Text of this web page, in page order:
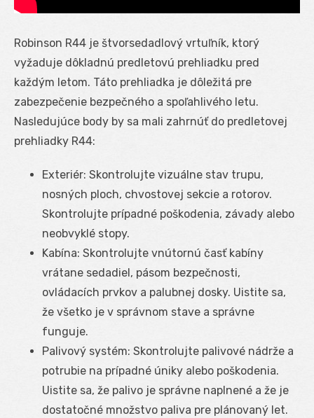
Robinson R44 je štvorsedadlový vrtuľník, ktorý
vyžaduje dôkladnú predletovú prehliadku pred
každým letom. Táto prehliadka je dôležitá pre
zabezpečenie bezpečného a spoľahlivého letu.
Nasledujúce body by sa mali zahrnúť do predletovej
prehliadky R44:
Exteriér: Skontrolujte vizuálne stav trupu,
nosných ploch, chvostovej sekcie a rotorov.
Skontrolujte prípadné poškodenia, závady alebo
neobvyklé stopy.
Kabína: Skontrolujte vnútornú časť kabíny
vrátane sedadiel, pásom bezpečnosti,
ovládacích prvkov a palubnej dosky. Uistite sa,
že všetko je v správnom stave a správne
funguje.
Palivový systém: Skontrolujte palivové nádrže a
potrubie na prípadné úniky alebo poškodenia.
Uistite sa, že palivo je správne naplnené a že je
dostatočné množstvo paliva pre plánovaný let.